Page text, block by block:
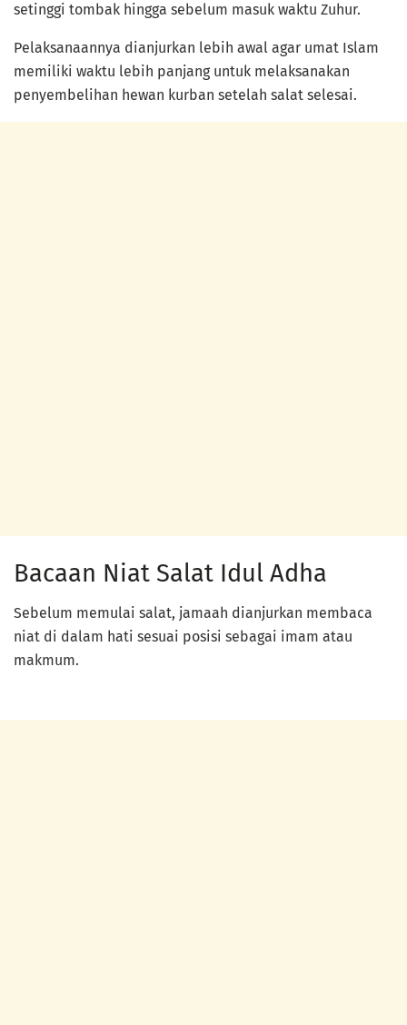
setinggi tombak hingga sebelum masuk waktu Zuhur.
Pelaksanaannya dianjurkan lebih awal agar umat Islam
memiliki waktu lebih panjang untuk melaksanakan
penyembelihan hewan kurban setelah salat selesai.
Bacaan Niat Salat Idul Adha
Sebelum memulai salat, jamaah dianjurkan membaca
niat di dalam hati sesuai posisi sebagai imam atau
makmum.